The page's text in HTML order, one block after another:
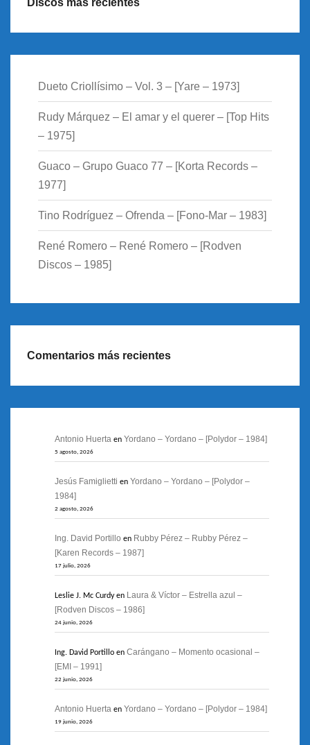
Discos más recientes
Dueto Criollísimo – Vol. 3 – [Yare – 1973]
Rudy Márquez – El amar y el querer – [Top Hits
– 1975]
Guaco – Grupo Guaco 77 – [Korta Records –
1977]
Tino Rodríguez – Ofrenda – [Fono-Mar – 1983]
René Romero – René Romero – [Rodven
Discos – 1985]
Comentarios más recientes
Antonio Huerta en Yordano – Yordano – [Polydor – 1984]
5 agosto, 2026
Jesús Famiglietti en Yordano – Yordano – [Polydor –
1984]
2 agosto, 2026
Ing. David Portillo en Rubby Pérez – Rubby Pérez –
[Karen Records – 1987]
17 julio, 2026
Leslie J. Mc Curdyen Laura & Víctor – Estrella azul –
[Rodven Discos – 1986]
24 junio, 2026
Ing. David Portillo en Carángano – Momento ocasional –
[EMI – 1991]
22 junio, 2026
Antonio Huerta en Yordano – Yordano – [Polydor – 1984]
19 junio, 2026